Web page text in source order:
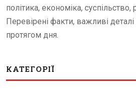
політика, економіка, суспільство,
Перевірені факти, важливі
протягом дня.
КАТЕГОРІЇ